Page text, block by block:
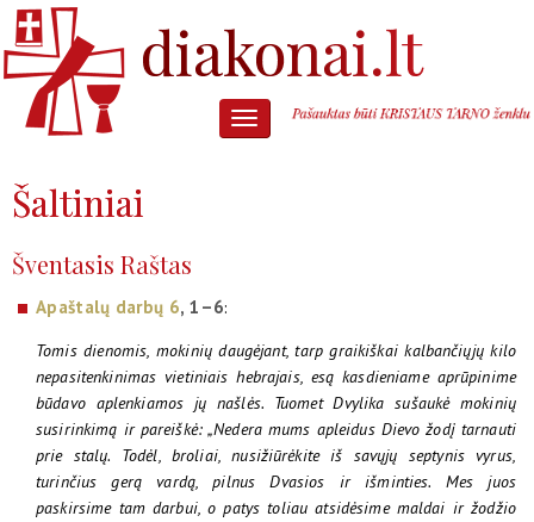
Šaltiniai
Šventasis Raštas
Apaštalų darbų 6, 1–6:
Tomis dienomis, mokinių daugėjant, tarp graikiškai kalbančiųjų kilo
nepasitenkinimas vietiniais hebrajais, esą kasdieniame aprūpinime
būdavo aplenkiamos jų našlės. Tuomet Dvylika sušaukė mokinių
susirinkimą ir pareiškė: „Nedera mums apleidus Dievo žodį tarnauti
prie stalų. Todėl, broliai, nusižiūrėkite iš savųjų septynis vyrus,
turinčius gerą vardą, pilnus Dvasios ir išminties. Mes juos
paskirsime tam darbui, o patys toliau atsidėsime maldai ir žodžio